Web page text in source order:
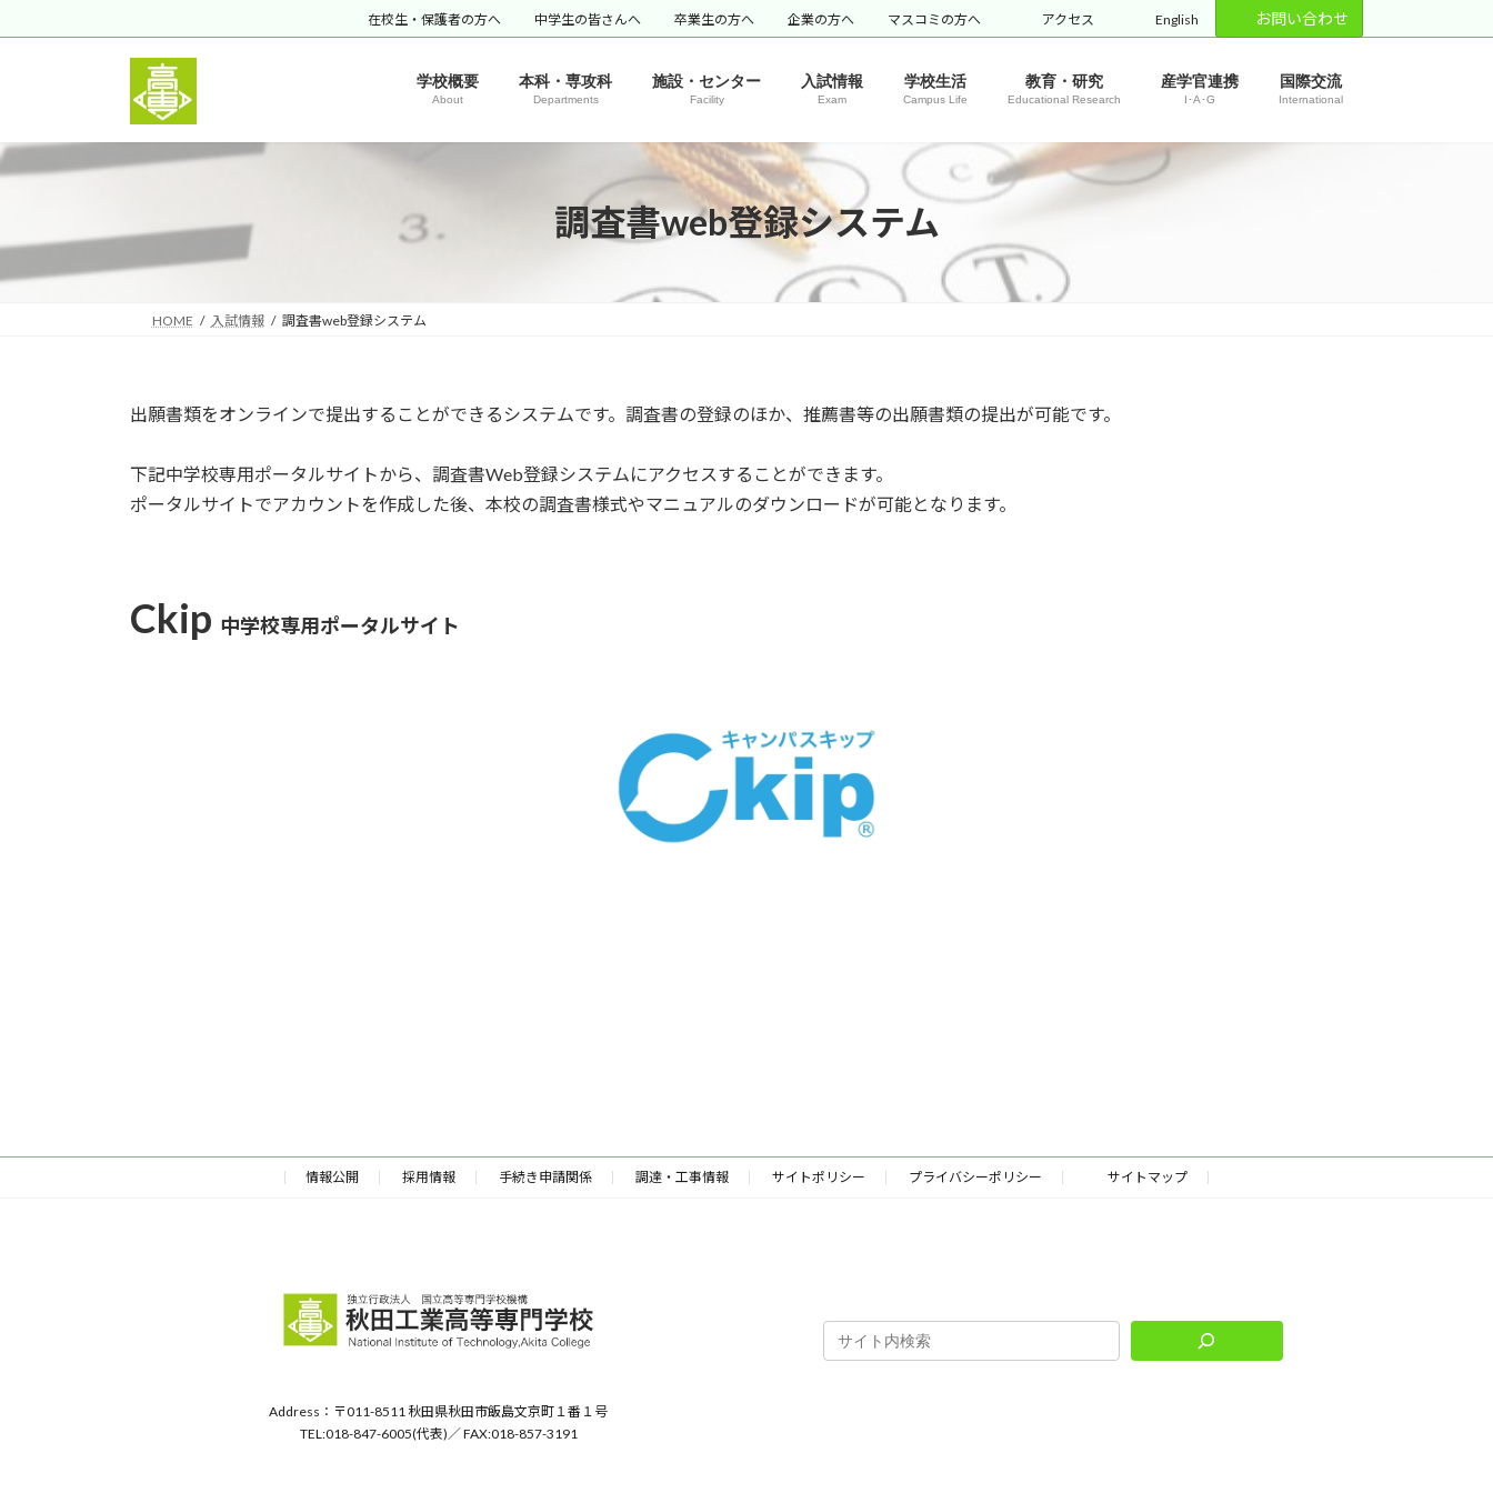
ン
へ
ス
プ
ビ
ョ
ン
動
在校生・保護者の方へ 中学生の皆さんへ 卒業生の方へ 企業の方へ マスコミの方へ アクセス English お問い合わせ
学校概要
About
本科・専攻科
Departments
施設・センター
Facility
入試情報
Exam
学校生活
Campus Life
教育・研究
Educational Research
産学官連携
I･A･G
国際交流
International
調査書web登録システム
HOME 入試情報 調査書web登録システム
出願書類をオンラインで提出することができるシステムです。調査書の登録のほか、推薦書等の出願書類の提出が可能です。
下記中学校専用ポータルサイトから、調査書Web登録システムにアクセスすることができます。
ポータルサイトでアカウントを作成した後、本校の調査書様式やマニュアルのダウンロードが可能となります。
Ckip 中学校専⽤ポータルサイト
情報公開 採用情報 手続き申請関係 調達・工事情報 サイトポリシー プライバシーポリシー サイトマップ
Address：〒011-8511 秋田県秋田市飯島文京町１番１号
TEL:018-847-6005(代表)／ FAX:018-857-3191